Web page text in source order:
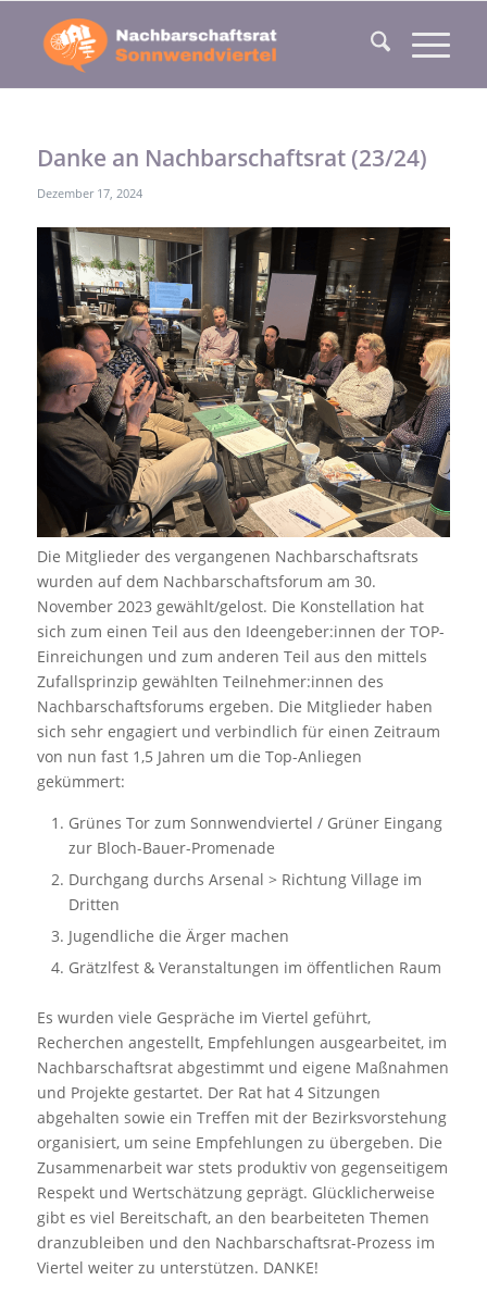
Danke an Nachbarschaftsrat (23/24)
Dezember 17, 2024
Die Mitglieder des vergangenen Nachbarschaftsrats
wurden auf dem Nachbarschaftsforum am 30.
November 2023 gewählt/gelost. Die Konstellation hat
sich zum einen Teil aus den Ideengeber:innen der TOP-
Einreichungen und zum anderen Teil aus den mittels
Zufallsprinzip gewählten Teilnehmer:innen des
Nachbarschaftsforums ergeben. Die Mitglieder haben
sich sehr engagiert und verbindlich für einen Zeitraum
von nun fast 1,5 Jahren um die Top-Anliegen
gekümmert:
Grünes Tor zum Sonnwendviertel / Grüner Eingang
zur Bloch-Bauer-Promenade
Durchgang durchs Arsenal > Richtung Village im
Dritten
Jugendliche die Ärger machen
Grätzlfest & Veranstaltungen im öffentlichen Raum
Es wurden viele Gespräche im Viertel geführt,
Recherchen angestellt, Empfehlungen ausgearbeitet, im
Nachbarschaftsrat abgestimmt und eigene Maßnahmen
und Projekte gestartet. Der Rat hat 4 Sitzungen
abgehalten sowie ein Treffen mit der Bezirksvorstehung
organisiert, um seine Empfehlungen zu übergeben. Die
Zusammenarbeit war stets produktiv von gegenseitigem
Respekt und Wertschätzung geprägt. Glücklicherweise
gibt es viel Bereitschaft, an den bearbeiteten Themen
dranzubleiben und den Nachbarschaftsrat-Prozess im
Viertel weiter zu unterstützen. DANKE!